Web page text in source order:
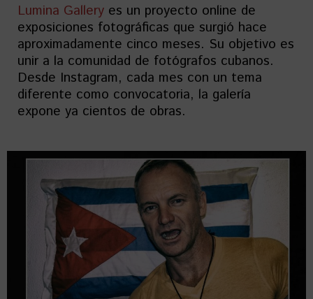
Lumina Gallery es un proyecto online de
exposiciones fotográficas que surgió hace
aproximadamente cinco meses. Su objetivo es
unir a la comunidad de fotógrafos cubanos.
Desde Instagram, cada mes con un tema
diferente como convocatoria, la galería
expone ya cientos de obras.